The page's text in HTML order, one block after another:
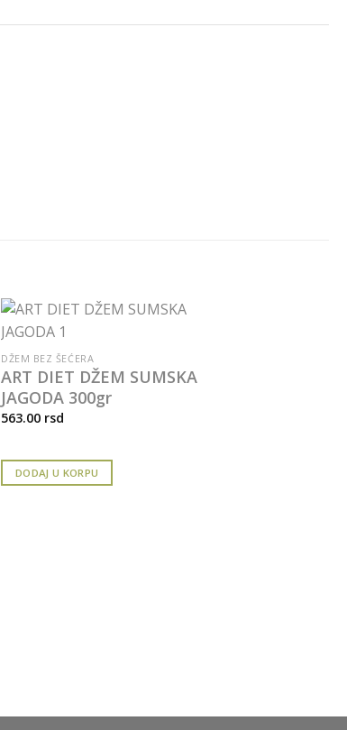
DŽEM BEZ ŠEĆERA
ART DIET DŽEM SUMSKA
JAGODA 300gr
563.00 rsd
DODAJ U KORPU